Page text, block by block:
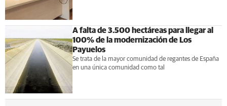
A falta de 3.500 hectáreas para llegar al
100% de la modernización de Los
Payuelos
Se trata de la mayor comunidad de regantes de España
en una única comunidad como tal